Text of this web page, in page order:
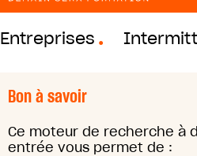
Entreprises
Bon à savoir
Ce moteur de recherche à
entrée vous permet de :